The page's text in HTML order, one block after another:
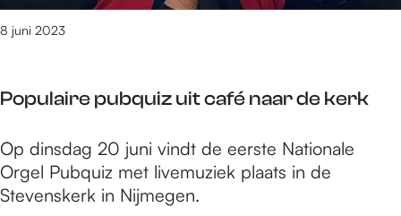
i
e
c
h
e
n
d
g
e
i
f
o
r
Populaire pubquiz uit café naar de kerk
8 juni 2023
P
o
p
Op dinsdag 20 juni vindt de eerste Nationale
Orgel Pubquiz met livemuziek plaats in de
Stevenskerk in Nijmegen.